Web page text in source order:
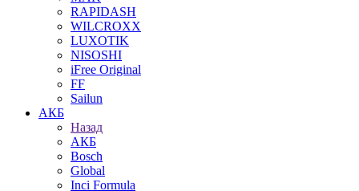
RAPIDASH
WILCROXX
LUXOTIK
NISOSHI
iFree Original
FF
Sailun
АКБ
Назад
АКБ
Bosch
Global
Inci Formula